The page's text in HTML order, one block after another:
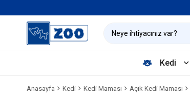
Kedi
Anasayfa Kedi Kedi Maması Açık Kedi Maması